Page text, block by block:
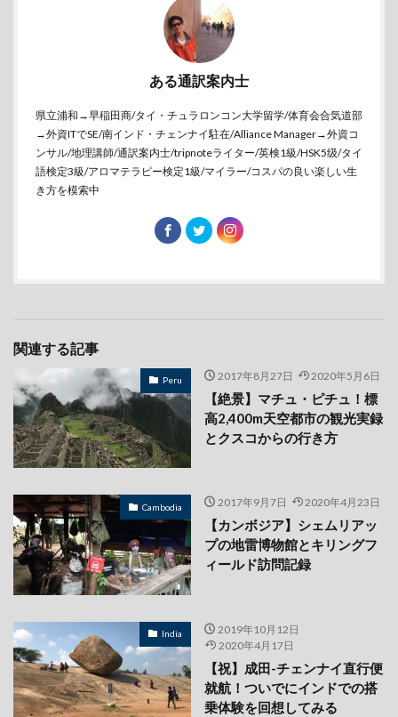
ある通訳案内士
県立浦和→早稲田商/タイ・チュラロンコン大学留学/体育会合気道部
→外資ITでSE/南インド・チェンナイ駐在/Alliance Manager→外資コ
ンサル/地理講師/通訳案内士/tripnoteライター/英検1級/HSK5级/タイ
語検定3級/アロマテラピー検定1級/マイラー/コスパの良い楽しい生
き方を模索中
関連する記事
Peru 2017年8月27日 2020年5月6日
【絶景】マチュ・ピチュ！標
高2,400m天空都市の観光実録
とクスコからの行き方
Cambodia 2017年9月7日 2020年4月23日
【カンボジア】シェムリアッ
プの地雷博物館とキリングフ
ィールド訪問記録
India
2019年10月12日
2020年4月17日
【祝】成田-チェンナイ直行便
就航！ついでにインドでの搭
乗体験を回想してみる